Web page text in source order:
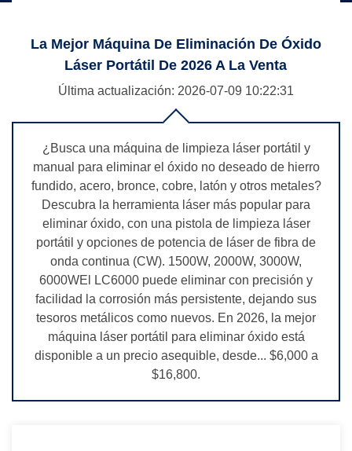
La Mejor Máquina De Eliminación De Óxido
Láser Portátil De 2026 A La Venta
Última actualización: 2026-07-09 10:22:31
¿Busca una máquina de limpieza láser portátil y
manual para eliminar el óxido no deseado de hierro
fundido, acero, bronce, cobre, latón y otros metales?
Descubra la herramienta láser más popular para
eliminar óxido, con una pistola de limpieza láser
portátil y opciones de potencia de láser de fibra de
onda continua (CW). 1500W, 2000W, 3000W,
6000WEl LC6000 puede eliminar con precisión y
facilidad la corrosión más persistente, dejando sus
tesoros metálicos como nuevos. En 2026, la mejor
máquina láser portátil para eliminar óxido está
disponible a un precio asequible, desde... $6,000 a
$16,800.